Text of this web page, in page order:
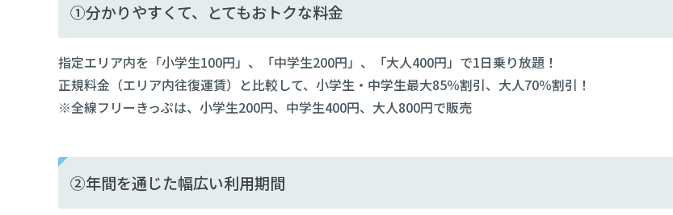
①分かりやすくて、とてもおトクな料金
指定エリア内を「小学生100円」、「中学生200円」、「大人400円」で1日乗り放題！
正規料金（エリア内往復運賃）と比較して、小学生・中学生最大85％割引、大人70％割引！
※全線フリーきっぷは、小学生200円、中学生400円、大人800円で販売
②年間を通じた幅広い利用期間